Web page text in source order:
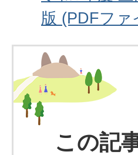
版 (PDFファ
この記